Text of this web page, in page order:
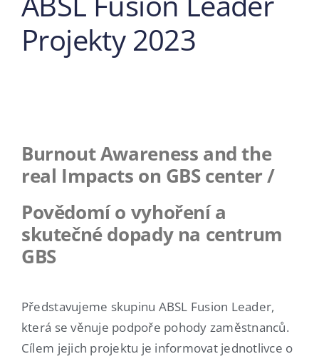
Projekty 2023
Burnout Awareness and the
real Impacts on GBS center /
Povědomí o vyhoření a
skutečné dopady na centrum
GBS
Představujeme skupinu ABSL Fusion Leader,
která se věnuje podpoře pohody zaměstnanců.
Cílem jejich projektu je informovat jednotlivce o